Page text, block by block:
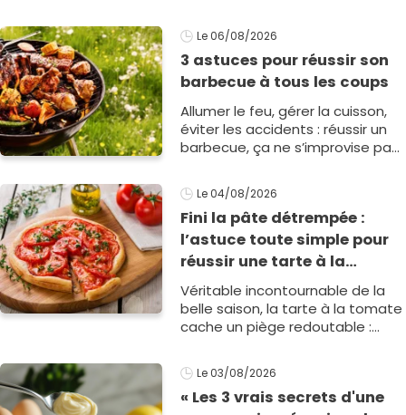
donner une saveur incomparable
et peu de personnes1
Le 06/08/2026
3 astuces pour réussir son
barbecue à tous les coups
Allumer le feu, gérer la cuisson,
éviter les accidents : réussir un
barbecue, ça ne s’improvise pas.
cuisson maîtrisée1
Le 04/08/2026
Fini la pâte détrempée :
l’astuce toute simple pour
réussir une tarte à la
tomate parfaitement
croustillante
Véritable incontournable de la
belle saison, la tarte à la tomate
cache un piège redoutable :
qui ramollit la pâte. Heu1
Le 03/08/2026
« Les 3 vrais secrets d'une